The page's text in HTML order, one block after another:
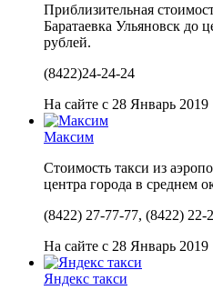
Приблизительная
Баратаевка Ульяновск до
рублей.
(8422)24-24-24
На сайте с 28 Январь 2019
Максим
Стоимость такси из
центра города в среднем
(8422) 27-77-77, (8422) 22-
На сайте с 28 Январь 2019
Яндекс такси